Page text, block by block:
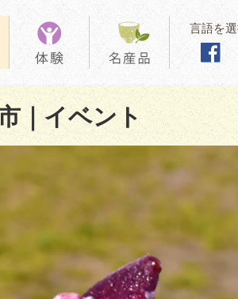
言語を
｜イベント